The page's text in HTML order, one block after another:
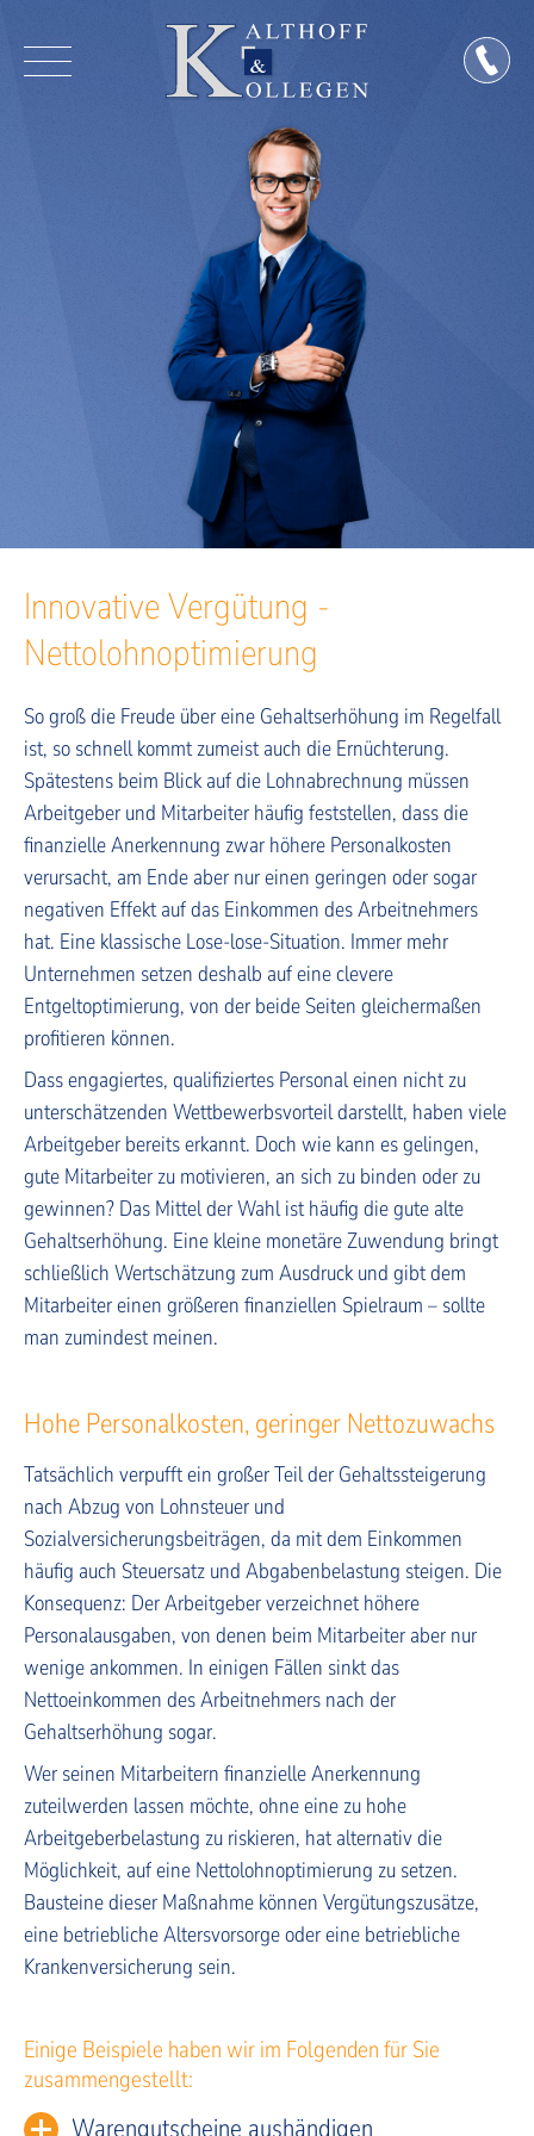
Innovative Vergütung -
Nettolohnoptimierung
So groß die Freude über eine Gehaltserhöhung im Regelfall
ist, so schnell kommt zumeist auch die Ernüchterung.
Spätestens beim Blick auf die Lohnabrechnung müssen
Arbeitgeber und Mitarbeiter häufig feststellen, dass die
finanzielle Anerkennung zwar höhere Personalkosten
verursacht, am Ende aber nur einen geringen oder sogar
negativen Effekt auf das Einkommen des Arbeitnehmers
hat. Eine klassische Lose-lose-Situation. Immer mehr
Unternehmen setzen deshalb auf eine clevere
Entgeltoptimierung, von der beide Seiten gleichermaßen
profitieren können.
Dass engagiertes, qualifiziertes Personal einen nicht zu
unterschätzenden Wettbewerbsvorteil darstellt, haben viele
Arbeitgeber bereits erkannt. Doch wie kann es gelingen,
gute Mitarbeiter zu motivieren, an sich zu binden oder zu
gewinnen? Das Mittel der Wahl ist häufig die gute alte
Gehaltserhöhung. Eine kleine monetäre Zuwendung bringt
schließlich Wertschätzung zum Ausdruck und gibt dem
Mitarbeiter einen größeren finanziellen Spielraum – sollte
man zumindest meinen.
Hohe Personalkosten, geringer Nettozuwachs
Tatsächlich verpufft ein großer Teil der Gehaltssteigerung
nach Abzug von Lohnsteuer und
Sozialversicherungsbeiträgen, da mit dem Einkommen
häufig auch Steuersatz und Abgabenbelastung steigen. Die
Konsequenz: Der Arbeitgeber verzeichnet höhere
Personalausgaben, von denen beim Mitarbeiter aber nur
wenige ankommen. In einigen Fällen sinkt das
Nettoeinkommen des Arbeitnehmers nach der
Gehaltserhöhung sogar.
Wer seinen Mitarbeitern finanzielle Anerkennung
zuteilwerden lassen möchte, ohne eine zu hohe
Arbeitgeberbelastung zu riskieren, hat alternativ die
Möglichkeit, auf eine Nettolohnoptimierung zu setzen.
Bausteine dieser Maßnahme können Vergütungszusätze,
eine betriebliche Altersvorsorge oder eine betriebliche
Krankenversicherung sein.
Einige Beispiele haben wir im Folgenden für Sie
zusammengestellt: